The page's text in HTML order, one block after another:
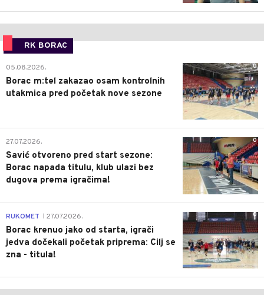
RK BORAC
0
05.08.2026.
Borac m:tel zakazao osam kontrolnih
utakmica pred početak nove sezone
0
27.07.2026.
Savić otvoreno pred start sezone:
Borac napada titulu, klub ulazi bez
dugova prema igračima!
0
RUKOMET 27.07.2026.
Borac krenuo jako od starta, igrači
jedva dočekali početak priprema: Cilj se
zna - titula!